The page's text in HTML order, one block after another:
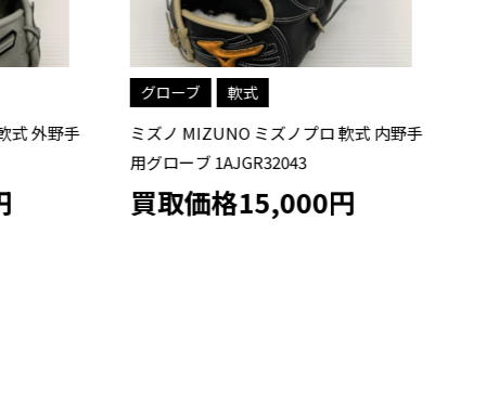
外野手
グローブ 軟式
ミズノ MIZUNO ミズノプロ 軟式 内野手
用グローブ 1AJGR32043
買取価格15,000円